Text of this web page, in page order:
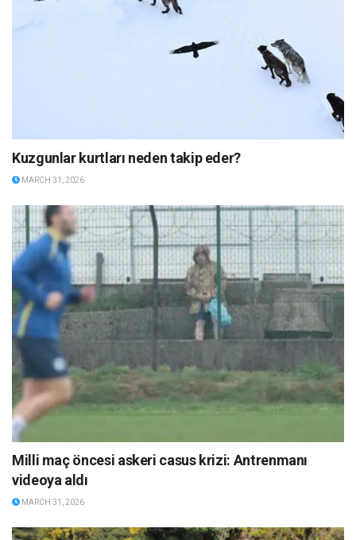
Kuzgunlar kurtları neden takip eder?
MARCH 31, 2026
Milli maç öncesi askeri casus krizi: Antrenmanı
videoya aldı
MARCH 31, 2026